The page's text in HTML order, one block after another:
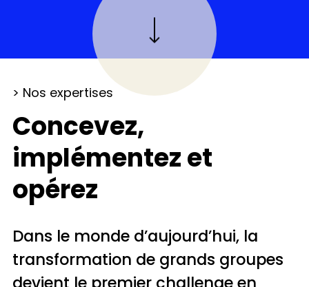
> Nos expertises
Concevez,
implémentez et
opérez
Dans le monde d’aujourd’hui, la
transformation de grands groupes